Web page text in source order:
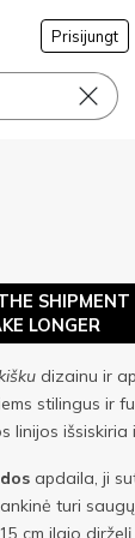
Prisijungt
SHIPMENT
LONGER
dizainu ir
stilingus ir
linijos išsiskiria
apdaila, ji
turi
cm ilgio